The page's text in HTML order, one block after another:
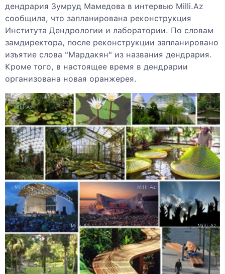
дендрария Зумруд Мамедова в интервью Milli.Az
сообщила, что запланирована реконструкция
Института Дендрологии и лаборатории. По словам
замдиректора, после реконструкции запланировано
изъятие слова "Мардакян" из названия дендрария.
Кроме того, в настоящее время в дендрарии
организована новая оранжерея.